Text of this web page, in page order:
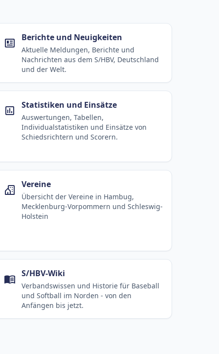
Berichte und Neuigkeiten
Aktuelle Meldungen, Berichte und
Nachrichten aus dem S/HBV, Deutschland
und der Welt.
Statistiken und Einsätze
Auswertungen, Tabellen,
Individualstatistiken und Einsätze von
Schiedsrichtern und Scorern.
Vereine
Übersicht der Vereine in Hambug,
Mecklenburg-Vorpommern und Schleswig-
Holstein
S/HBV-Wiki
Verbandswissen und Historie für Baseball
und Softball im Norden - von den
Anfängen bis jetzt.